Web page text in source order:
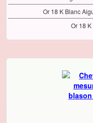
Or 18 K Blanc
Or 18 K